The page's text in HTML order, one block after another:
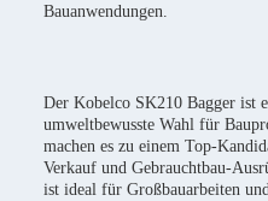
Bauanwendungen.
Der Kobelco SK210 Bagger ist
umweltbewusste Wahl für
machen es zu einem Top-
Verkauf und Gebrauchtbau-
ist ideal für Großbauarbeiten